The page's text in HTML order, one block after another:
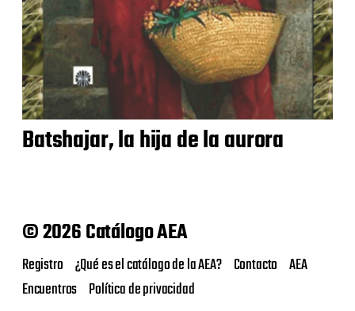
Batshajar, la hija de la aurora
© 2026 Catálogo AEA
Registro ¿Qué es el catálogo de la AEA? Contacto AEA
Encuentros Política de privacidad